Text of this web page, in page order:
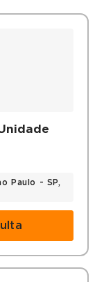
Paulo - SP,